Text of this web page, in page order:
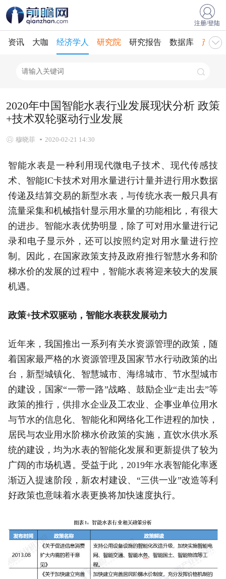
注册/登陆
资讯 大咖 经济学人 研究院 研究报告 数据库 产业
2020年中国智能水表行业发展现状分析 政策
+技术双轮驱动行业发展
穆晓菲 2020-02-21 14:30
智能水表是一种利用现代微电子技术、现代传感技
术、智能IC卡技术对用水量进行计量并进行用水数据
传递及结算交易的新型水表，与传统水表一般只具有
流量采集和机械指针显示用水量的功能相比，有很大
的进步。智能水表优势明显，除了可对用水量进行记
录和电子显示外，还可以按照约定对用水量进行控
制。因此，在国家政策支持及政府推行智慧水务和阶
梯水价的发展的过程中，智能水表将迎来较大的发展
机遇。
政策+技术双驱动，智能水表获发展动力
近年来，我国推出一系列有关水资源管理的政策，随
着国家最严格的水资源管理及国家节水行动政策的出
台，新型城镇化、智慧城市、海绵城市、节水型城市
的建设，国家“一带一路”战略、鼓励企业“走出去”等
政策的推行，供排水企业及工农业、企事业单位用水
与节水的信息化、智能化和网络化工作进程的加快，
居民与农业用水阶梯水价政策的实施，直饮水供水系
统的建设，均为水表的智能化发展和更新提供了较为
广阔的市场机遇。受益于此，2019年水表智能化率逐
渐迈入提速阶段，新农村建设、“三供一业”改造等利
好政策也意味着水表更换将加快速度执行。